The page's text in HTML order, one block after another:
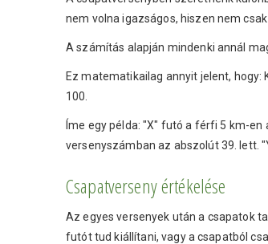
nem volna igazságos, hiszen nem
A számítás alapján mindenki annál
Ez matematikailag annyit jelent,
100.
Íme egy példa: "X" futó a férfi 5 km-
versenyszámban az abszolút 39. lett.
Csapatverseny értékelése
Az egyes versenyek után a csapatok
futót tud kiállítani, vagy a csapatból